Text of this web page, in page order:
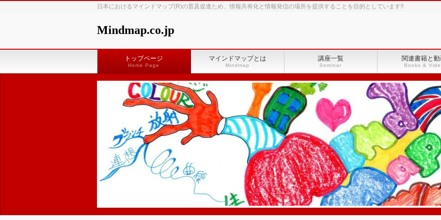
日本におけるマインドマップ(R)の普及促進ため、情報共有化と情報発信の場所を提供することを目的としています!!
Mindmap.co.jp
トップページ
Home Page
マインドマップとは
Mindmap
講座一覧
Seminar
関連書籍と
Books &